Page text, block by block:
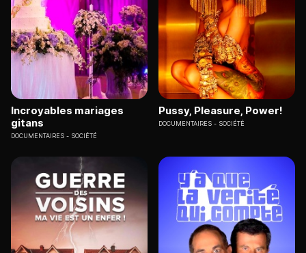
Incroyables mariages
gitans
DOCUMENTAIRES SOCIÉTÉ
Pussy, Pleasure, Power!
DOCUMENTAIRES SOCIÉTÉ